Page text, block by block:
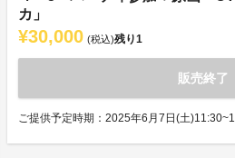
カ」
¥30,000 (税込)残り1
販売終了
ご提供予定時期：2025年6月7日(土